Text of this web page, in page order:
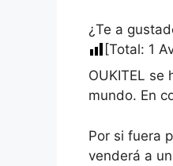
¿Te a
[Total: 1
OUKITEL
mundo. En
Por si fuera
venderá a un